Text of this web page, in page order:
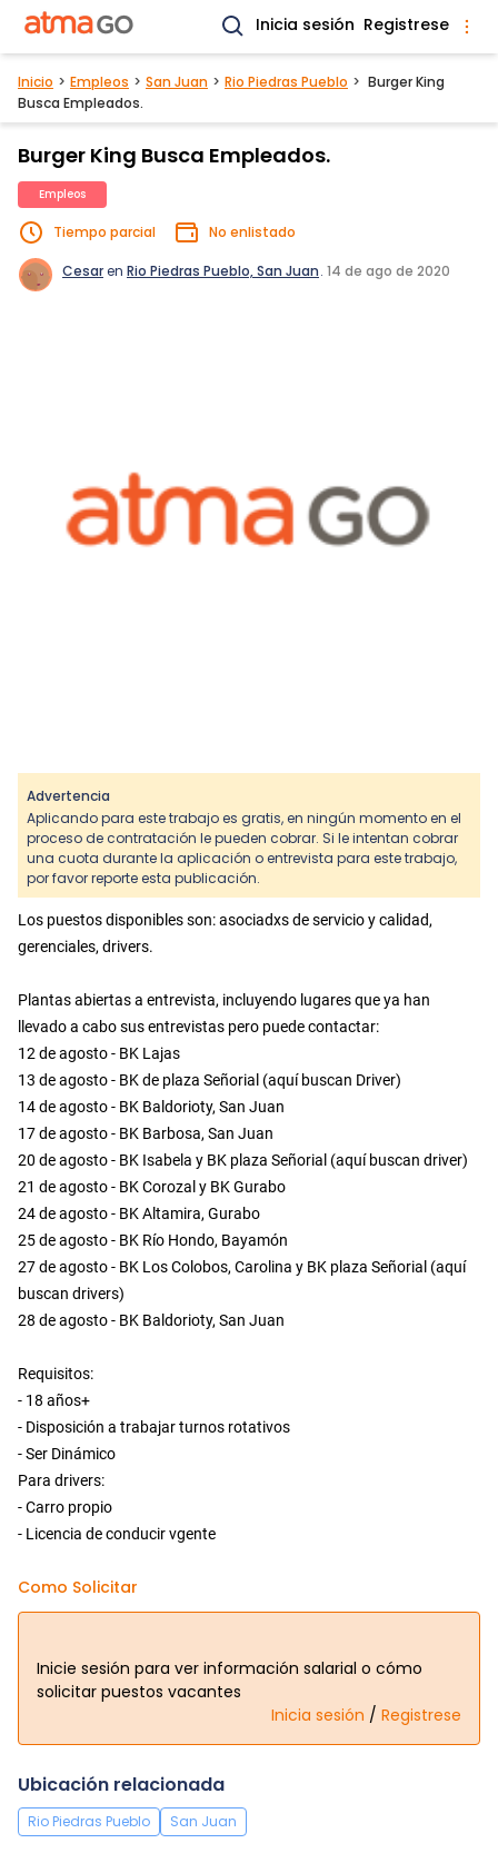
Inicia sesión Registrese
Inicio Empleos San Juan Rio Piedras Pueblo
Burger King
Busca Empleados.
Burger King Busca Empleados.
Empleos
Tiempo parcial No enlistado
Cesaren Rio Piedras Pueblo, San Juan. 14 de ago de 2020
Advertencia
Aplicando para este trabajo es gratis, en ningún momento en el
proceso de contratación le pueden cobrar. Si le intentan cobrar
una cuota durante la aplicación o entrevista para este trabajo,
por favor reporte esta publicación.
Los puestos disponibles son: asociadxs de servicio y calidad,
gerenciales, drivers.
Plantas abiertas a entrevista, incluyendo lugares que ya han
llevado a cabo sus entrevistas pero puede contactar:
12 de agosto - BK Lajas
13 de agosto - BK de plaza Señorial (aquí buscan Driver)
14 de agosto - BK Baldorioty, San Juan
17 de agosto - BK Barbosa, San Juan
20 de agosto - BK Isabela y BK plaza Señorial (aquí buscan driver)
21 de agosto - BK Corozal y BK Gurabo
24 de agosto - BK Altamira, Gurabo
25 de agosto - BK Río Hondo, Bayamón
27 de agosto - BK Los Colobos, Carolina y BK plaza Señorial (aquí
buscan drivers)
28 de agosto - BK Baldorioty, San Juan
Requisitos:
- 18 años+
- Disposición a trabajar turnos rotativos
- Ser Dinámico
Para drivers:
- Carro propio
- Licencia de conducir vgente
Como Solicitar
Inicie sesión para ver información salarial o cómo
solicitar puestos vacantes
Inicia sesión / Registrese
Ubicación relacionada
Rio Piedras Pueblo San Juan